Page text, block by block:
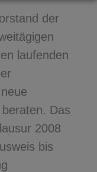
der
laufenden
Das
2008
bis